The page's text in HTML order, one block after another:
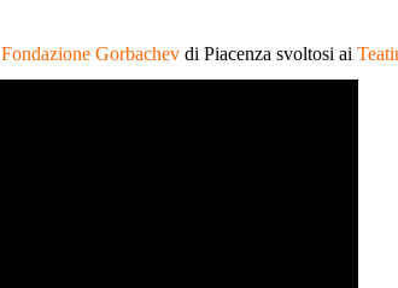
Fondazione Gorbachev di Piacenza svoltosi ai